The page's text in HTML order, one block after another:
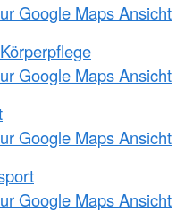
Google Maps Ansicht
Google Maps Ansicht
Google Maps Ansicht
Google Maps Ansicht